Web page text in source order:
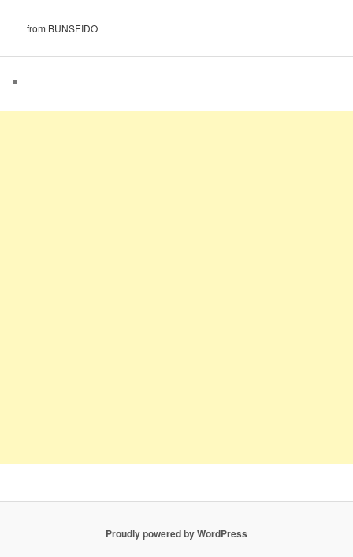
from BUNSEIDO
Proudly powered by WordPress